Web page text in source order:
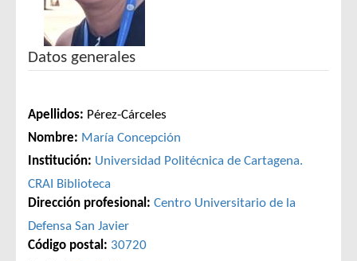
Datos generales
Apellidos: Pérez-Cárceles
Nombre: María Concepción
Institución: Universidad Politécnica de Cartagena.
CRAI Biblioteca
Dirección profesional: Centro Universitario de la
Defensa San Javier
Código postal: 30720